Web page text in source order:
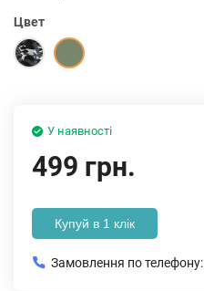
Цвет
У наявності
499 грн.
Купуй в 1 клік
Замовлення по телефону: